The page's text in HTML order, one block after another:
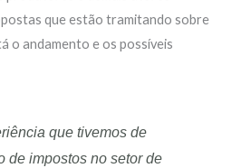
que estão tramitando sobre
o andamento e os possíveis
que tivemos de
de impostos no setor de